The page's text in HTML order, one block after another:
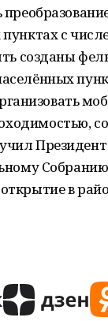
с
созданы
в